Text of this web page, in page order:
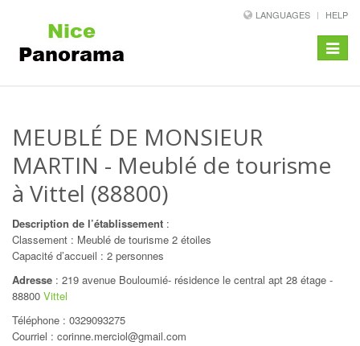
LANGUAGES HELP
Toggle
MEUBLÉ DE MONSIEUR
MARTIN - Meublé de tourisme
à Vittel (88800)
Description de l’établissement :
Classement : Meublé de tourisme 2 étoiles
Capacité d’accueil : 2 personnes
Adresse : 219 avenue Bouloumié- résidence le central apt 28 étage -
88800 Vittel
Téléphone : 0329093275
Courriel : corinne.merciol@gmail.com